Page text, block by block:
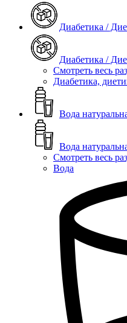
Диабетика /
Диабетика /
Смотреть весь
Диабетика,
Вода
Вода
Смотреть весь
Вода